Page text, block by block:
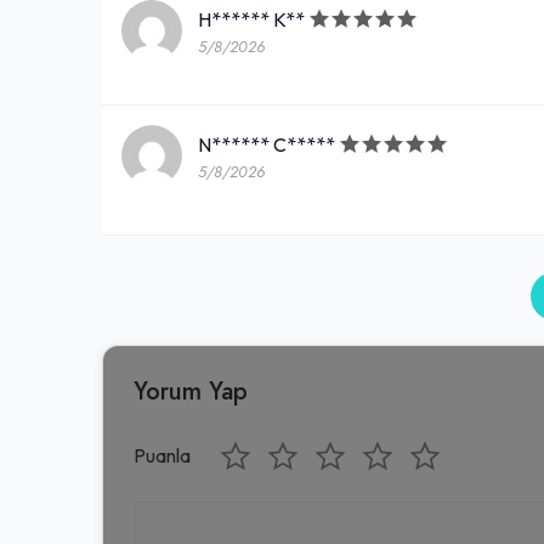
H****** K**
5/8/2026
N****** C*****
5/8/2026
Yorum Yap
Puanla